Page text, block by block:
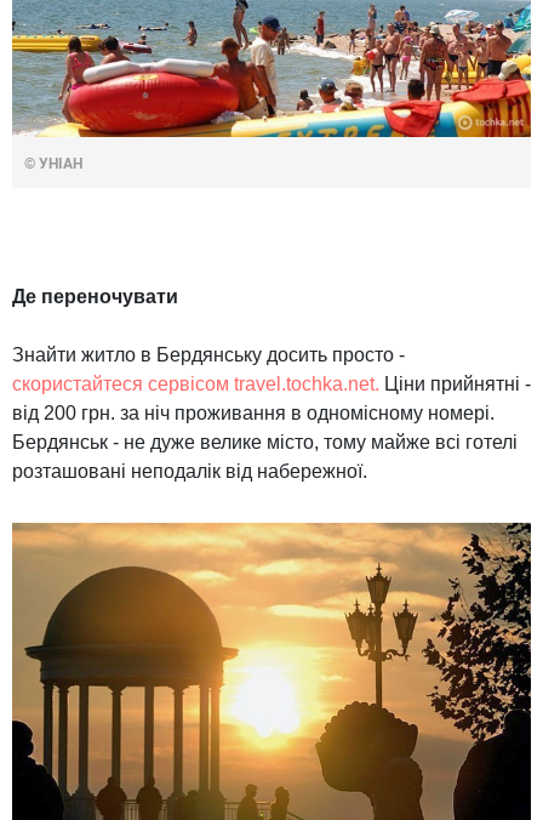
© УНІАН
Де переночувати
Знайти житло в Бердянську досить просто -
скористайтеся сервісом travel.tochka.net. Ціни прийнятні -
від 200 грн. за ніч проживання в одномісному номері.
Бердянськ - не дуже велике місто, тому майже всі готелі
розташовані неподалік від набережної.